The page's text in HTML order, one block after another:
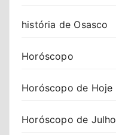
história de Osasco
Horóscopo
Horóscopo de Hoje
Horóscopo de Julho